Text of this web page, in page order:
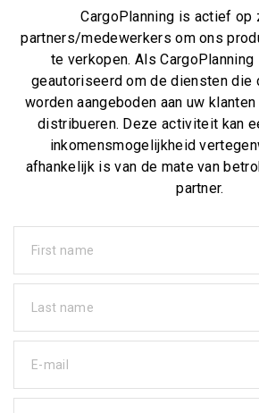
CargoPlanning is actief op
partners/medewerkers om ons
te verkopen. Als CargoPlanning
geautoriseerd om de diensten die
worden aangeboden aan uw
distribueren. Deze activiteit kan
inkomensmogelijkheid
afhankelijk is van de mate van
partner.
First name
Last name
E-mail